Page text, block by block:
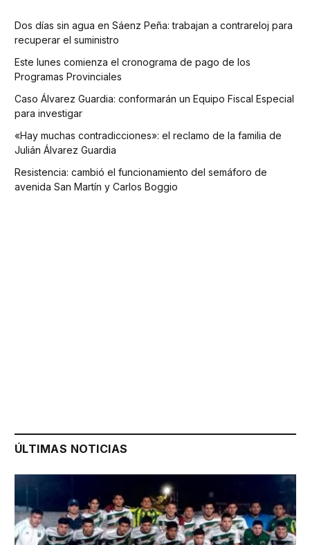
Dos días sin agua en Sáenz Peña: trabajan a contrareloj para
recuperar el suministro
Este lunes comienza el cronograma de pago de los
Programas Provinciales
Caso Álvarez Guardia: conformarán un Equipo Fiscal Especial
para investigar
«Hay muchas contradicciones»: el reclamo de la familia de
Julián Álvarez Guardia
Resistencia: cambió el funcionamiento del semáforo de
avenida San Martín y Carlos Boggio
ÚLTIMAS NOTICIAS